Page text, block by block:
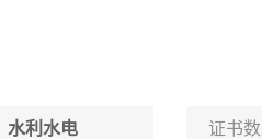
水利水电 证书数